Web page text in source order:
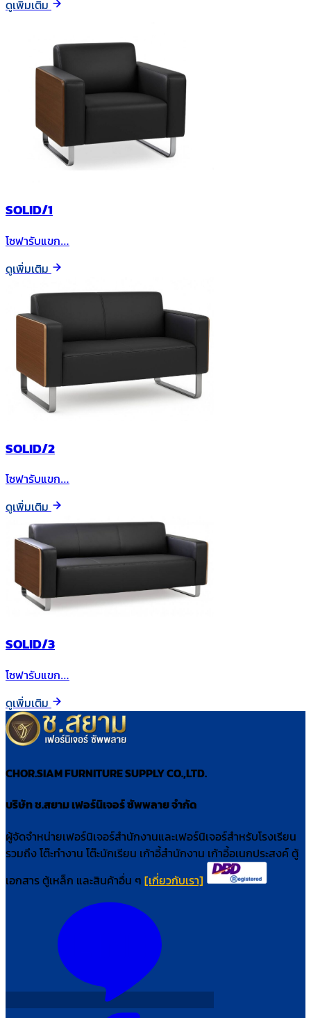
ดูเพิ่มเติม
SOLID/1
โซฟารับแขก…
ดูเพิ่มเติม
SOLID/2
โซฟารับแขก…
ดูเพิ่มเติม
SOLID/3
โซฟารับแขก…
ดูเพิ่มเติม
CHOR.SIAM FURNITURE SUPPLY CO.,LTD.
บริษัท ช.สยาม เฟอร์นิเจอร์ ซัพพลาย จำกัด
ผู้จัดจำหน่ายเฟอร์นิเจอร์สำนักงานและเฟอร์นิเจอร์สำหรับโรงเรียน
รวมถึง โต๊ะทำงาน โต๊ะนักเรียน เก้าอี้สำนักงาน เก้าอี้อเนกประสงค์ ตู้
เอกสาร ตู้เหล็ก และสินค้าอื่น ๆ [เกี่ยวกับเรา]